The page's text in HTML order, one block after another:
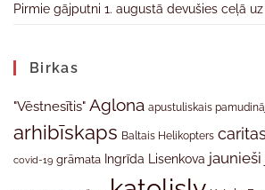
Pirmie gājputni 1. augustā devušies ceļā
Birkas
"Vēstnesītis" Aglona apustuliskais
arhibīskaps Baltais Helikopters caritas
covid-19 grāmata Ingrīda Lisenkova jaunieši